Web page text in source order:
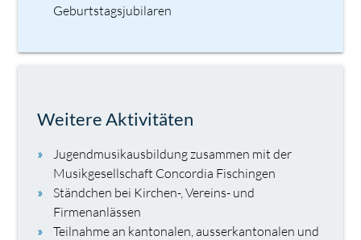
Geburtstagsjubilaren
Weitere Aktivitäten
Jugendmusikausbildung zusammen mit der
Musikgesellschaft Concordia Fischingen
Ständchen bei Kirchen-, Vereins- und
Firmenanlässen
Teilnahme an kantonalen, ausserkantonalen und